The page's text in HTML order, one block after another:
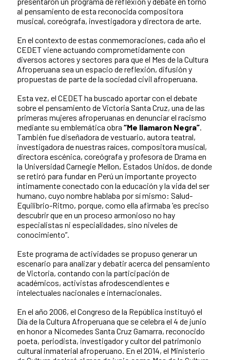
al pensamiento de esta reconocida compositora
musical, coreógrafa, investigadora y directora de arte.
En el contexto de estas conmemoraciones, cada año el
CEDET viene actuando comprometidamente con
diversos actores y sectores para que el Mes de la Cultura
Afroperuana sea un espacio de reflexión, difusión y
propuestas de parte de la sociedad civil afroperuana.
Esta vez, el CEDET ha buscado aportar con el debate
sobre el pensamiento de Victoria Santa Cruz, una de las
primeras mujeres afroperuanas en denunciar el racismo
mediante su emblemática obra “Me llamaron Negra”.
También fue diseñadora de vestuario, autora teatral,
investigadora de nuestras raíces, compositora musical,
directora escénica, coreógrafa y profesora de Drama en
la Universidad Carnegie Mellon, Estados Unidos, de donde
se retiró para fundar en Perú un importante proyecto
íntimamente conectado con la educación y la vida del ser
humano, cuyo nombre hablaba por sí mismo: Salud-
Equilibrio-Ritmo, porque, como ella afirmaba 'es preciso
descubrir que en un proceso armonioso no hay
especialistas ni especialidades, sino niveles de
conocimiento”.
Este programa de actividades se propuso generar un
escenario para analizar y debatir acerca del pensamiento
de Victoria, contando con la participación de
académicos, activistas afrodescendientes e
intelectuales nacionales e internacionales.
En el año 2006, el Congreso de la República instituyó el
Día de la Cultura Afroperuana que se celebra el 4 de junio
en honor a Nicomedes Santa Cruz Gamarra, reconocido
poeta, periodista, investigador y cultor del patrimonio
cultural inmaterial afroperuano. En el 2014, el Ministerio